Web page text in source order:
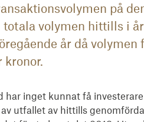
på
volymen hittills i
år då volymen
har inget kunnat få
utfallet av hittills